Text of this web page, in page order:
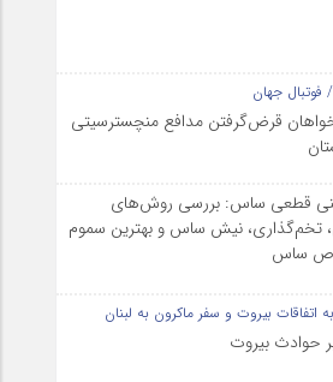
جهان
قرض‌گرفتن مدافع منچسترسیتی
قطعی ساس: بررسی روش‌های
تخم‌گذاری، نیش ساس و بهترین سموم
ساس
اتفاقات بیروت و سفر ماکرون به لبنان
حوادث بیروت